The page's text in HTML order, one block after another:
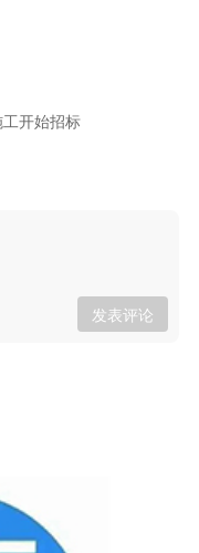
开始招标
发表评论